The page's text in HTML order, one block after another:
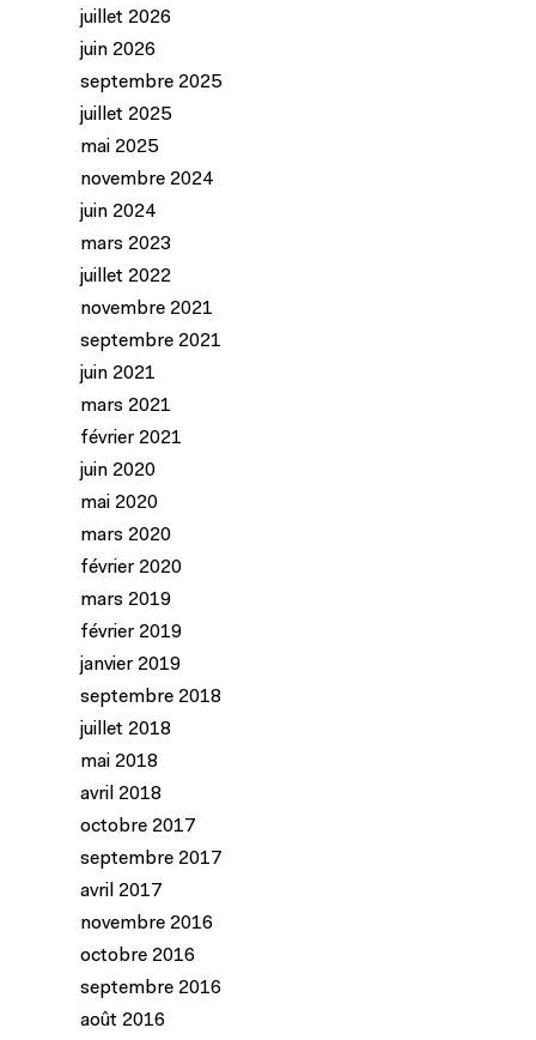
juillet 2026
juin 2026
septembre 2025
juillet 2025
mai 2025
novembre 2024
juin 2024
mars 2023
juillet 2022
novembre 2021
septembre 2021
juin 2021
mars 2021
février 2021
juin 2020
mai 2020
mars 2020
février 2020
mars 2019
février 2019
janvier 2019
septembre 2018
juillet 2018
mai 2018
avril 2018
octobre 2017
septembre 2017
avril 2017
novembre 2016
octobre 2016
septembre 2016
août 2016